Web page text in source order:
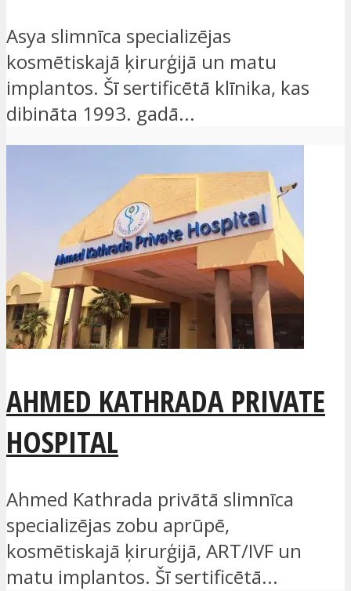
Asya slimnīca specializējas
kosmētiskajā ķirurģijā un matu
implantos. Šī sertificētā klīnika, kas
dibināta 1993. gadā...
AHMED KATHRADA PRIVATE
HOSPITAL
Ahmed Kathrada privātā slimnīca
specializējas zobu aprūpē,
kosmētiskajā ķirurģijā, ART/IVF un
matu implantos. Šī sertificētā...